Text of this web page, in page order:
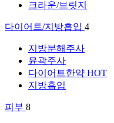
크라운/브릿지
다이어트/지방흡입 4
지방분해주사
윤곽주사
다이어트한약 HOT
지방흡입
피부 8